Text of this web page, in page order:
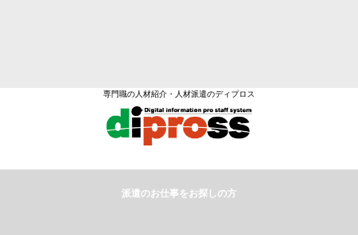
専門職の人材紹介・人材派遣のディプロス
派遣のお仕事をお探しの方